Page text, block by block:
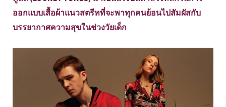
ออกแบบเสื้อผ้าแนวสตรีทที่จะพาทุกคนย้อนไปสัมผัสกับ
บรรยากาศความสุขในช่วงวัยเด็ก